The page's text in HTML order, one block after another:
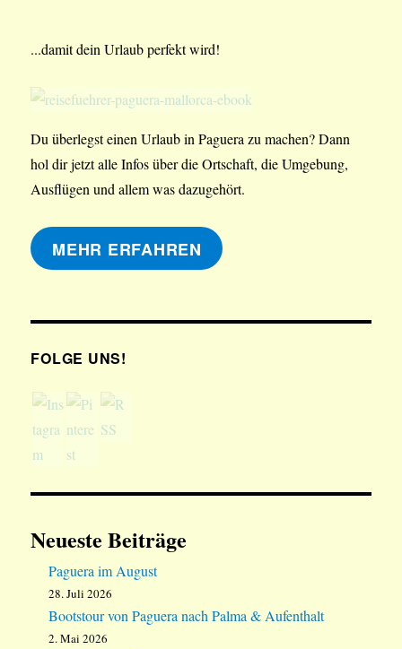
...damit dein Urlaub perfekt wird!
Du überlegst einen Urlaub in Paguera zu machen? Dann
hol dir jetzt alle Infos über die Ortschaft, die Umgebung,
Ausflügen und allem was dazugehört.
MEHR ERFAHREN
FOLGE UNS!
Neueste Beiträge
Paguera im August
28. Juli 2026
Bootstour von Paguera nach Palma & Aufenthalt
2. Mai 2026